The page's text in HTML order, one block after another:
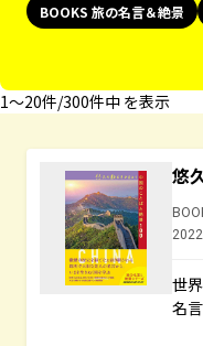
BOOKS 旅の名言＆絶景
1〜20件/300件中 を表示
悠
世
名